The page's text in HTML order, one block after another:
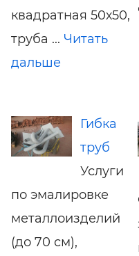
квадратная 50х50,
труба ... Читать
дальше
Гибка
труб
Услуги
по эмалировке
металлоизделий
(до 70 см),